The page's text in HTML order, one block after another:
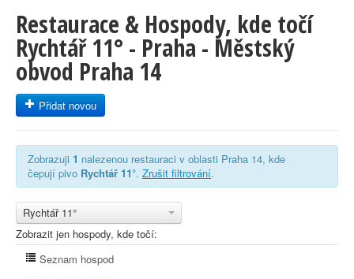
Restaurace & Hospody, kde točí
Rychtář 11° - Praha - Městský
obvod Praha 14
Přidat novou
Zobrazuji 1 nalezenou restauraci v oblasti Praha 14, kde
čepují pivo Rychtář 11°. Zrušit filtrování.
Rychtář 11°
Zobrazit jen hospody, kde točí:
Seznam hospod